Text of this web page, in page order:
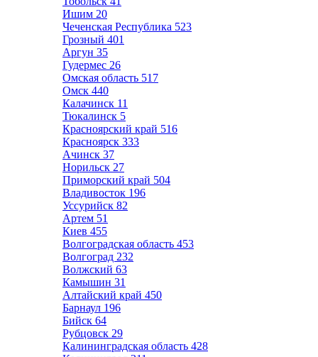
Ишим 20
Чеченская Республика 523
Грозный 401
Аргун 35
Гудермес 26
Омская область 517
Омск 440
Калачинск 11
Тюкалинск 5
Красноярский край 516
Красноярск 333
Ачинск 37
Норильск 27
Приморский край 504
Владивосток 196
Уссурийск 82
Артем 51
Киев 455
Волгоградская область 453
Волгоград 232
Волжский 63
Камышин 31
Алтайский край 450
Барнаул 196
Бийск 64
Рубцовск 29
Калининградская область 428